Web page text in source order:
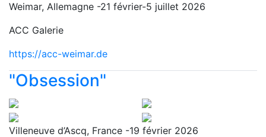
Weimar, Allemagne -21 février-5 juillet 2026
ACC Galerie
https://acc-weimar.de
"Obsession"
Villeneuve d’Ascq, France -19 février 2026